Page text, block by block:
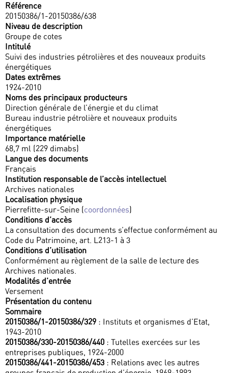
Référence
20150386/1-20150386/638
Niveau de description
Groupe de cotes
Intitulé
Suivi des industries pétrolières et des nouveaux produits
énergétiques
Dates extrêmes
1924-2010
Noms des principaux producteurs
Direction générale de l’énergie et du climat
Bureau industrie pétrolière et nouveaux produits
énergétiques
Importance matérielle
68,7 ml (229 dimabs)
Langue des documents
Français
Institution responsable de l’accès intellectuel
Archives nationales
Localisation physique
Pierrefitte-sur-Seine (coordonnées)
Conditions d’accès
La consultation des documents s’effectue conformément au
Code du Patrimoine, art. L213-1 à 3
Conditions d’utilisation
Conformément au règlement de la salle de lecture des
Archives nationales.
Modalités d’entrée
Versement
Présentation du contenu
Sommaire
20150386/1-20150386/329 : Instituts et organismes d’Etat,
1943-2010
20150386/330-20150386/440 : Tutelles exercées sur les
entreprises publiques, 1924-2000
20150386/441-20150386/453 : Relations avec les autres